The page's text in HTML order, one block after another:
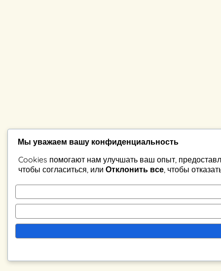
Мы уважаем вашу конфиденциальность
Cookies помогают нам улучшать ваш опыт,
чтобы согласиться, или Отклонить все , чтобы